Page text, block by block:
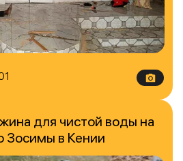
для чистой воды на
Зосимы в Кении